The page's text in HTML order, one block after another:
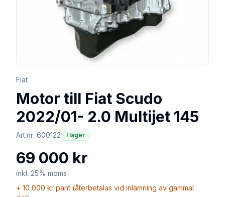
Fiat
Motor till Fiat Scudo
2022/01- 2.0 Multijet 145
Art.nr: 600122 I lager
69 000 kr
inkl. 25% moms
+ 10 000 kr pant (återbetalas vid inlämning av gammal